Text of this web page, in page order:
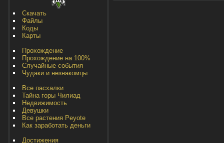
Скачать
Файлы
Коды
Карты
Прохождение
Прохождение на 100%
Случайные события
Чудаки и незнакомцы
Все пасхалки
Тайна горы Чилиад
Недвижимость
Девушки
Все растения Peyote
Как заработать деньги
Достижения